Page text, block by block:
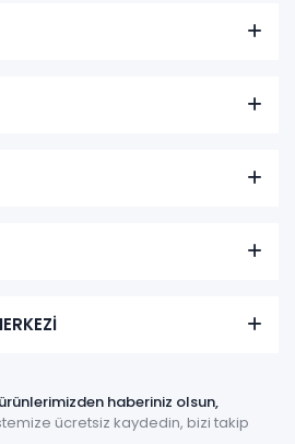
haberiniz olsun,
ücretsiz kaydedin, bizi takip